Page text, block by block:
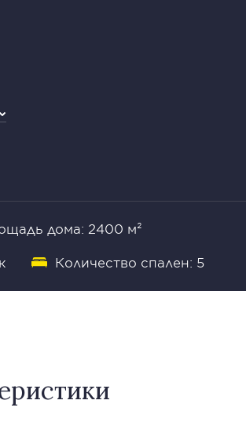
дома: 2400 м²
Количество спален: 5